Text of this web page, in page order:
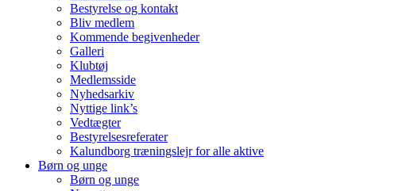
Bestyrelse og kontakt
Bliv medlem
Kommende begivenheder
Galleri
Klubtøj
Medlemsside
Nyhedsarkiv
Nyttige link’s
Vedtægter
Bestyrelsesreferater
Kalundborg træningslejr for alle aktive
Børn og unge
Børn og unge